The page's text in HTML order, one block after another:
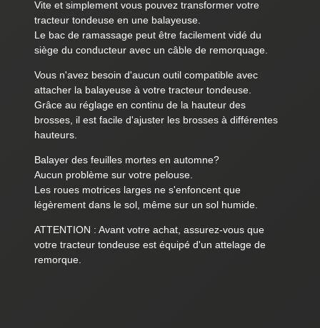
Vite et simplement vous pouvez transformer votre
tracteur tondeuse en une balayeuse.
Le bac de ramassage peut être facilement vidé du
siège du conducteur avec un câble de remorquage.
Vous n'avez besoin d'aucun outil compatible avec
attacher la balayeuse à votre tracteur tondeuse.
Grâce au réglage en continu de la hauteur des
brosses, il est facile d'ajuster les brosses à différentes
hauteurs.
Balayer des feuilles mortes en automne?
Aucun problème sur votre pelouse.
Les roues motrices larges ne s'enfoncent que
légèrement dans le sol, même sur un sol humide.
ATTENTION : Avant votre achat, assurez-vous que
votre tracteur tondeuse est équipé d'un attelage de
remorque.